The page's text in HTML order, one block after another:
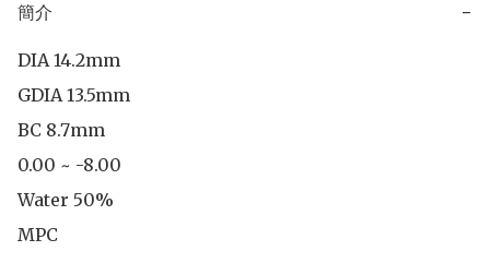
簡介 −
DIA 14.2mm
GDIA 13.5mm
BC 8.7mm
0.00 ~ -8.00
Water 50%
MPC